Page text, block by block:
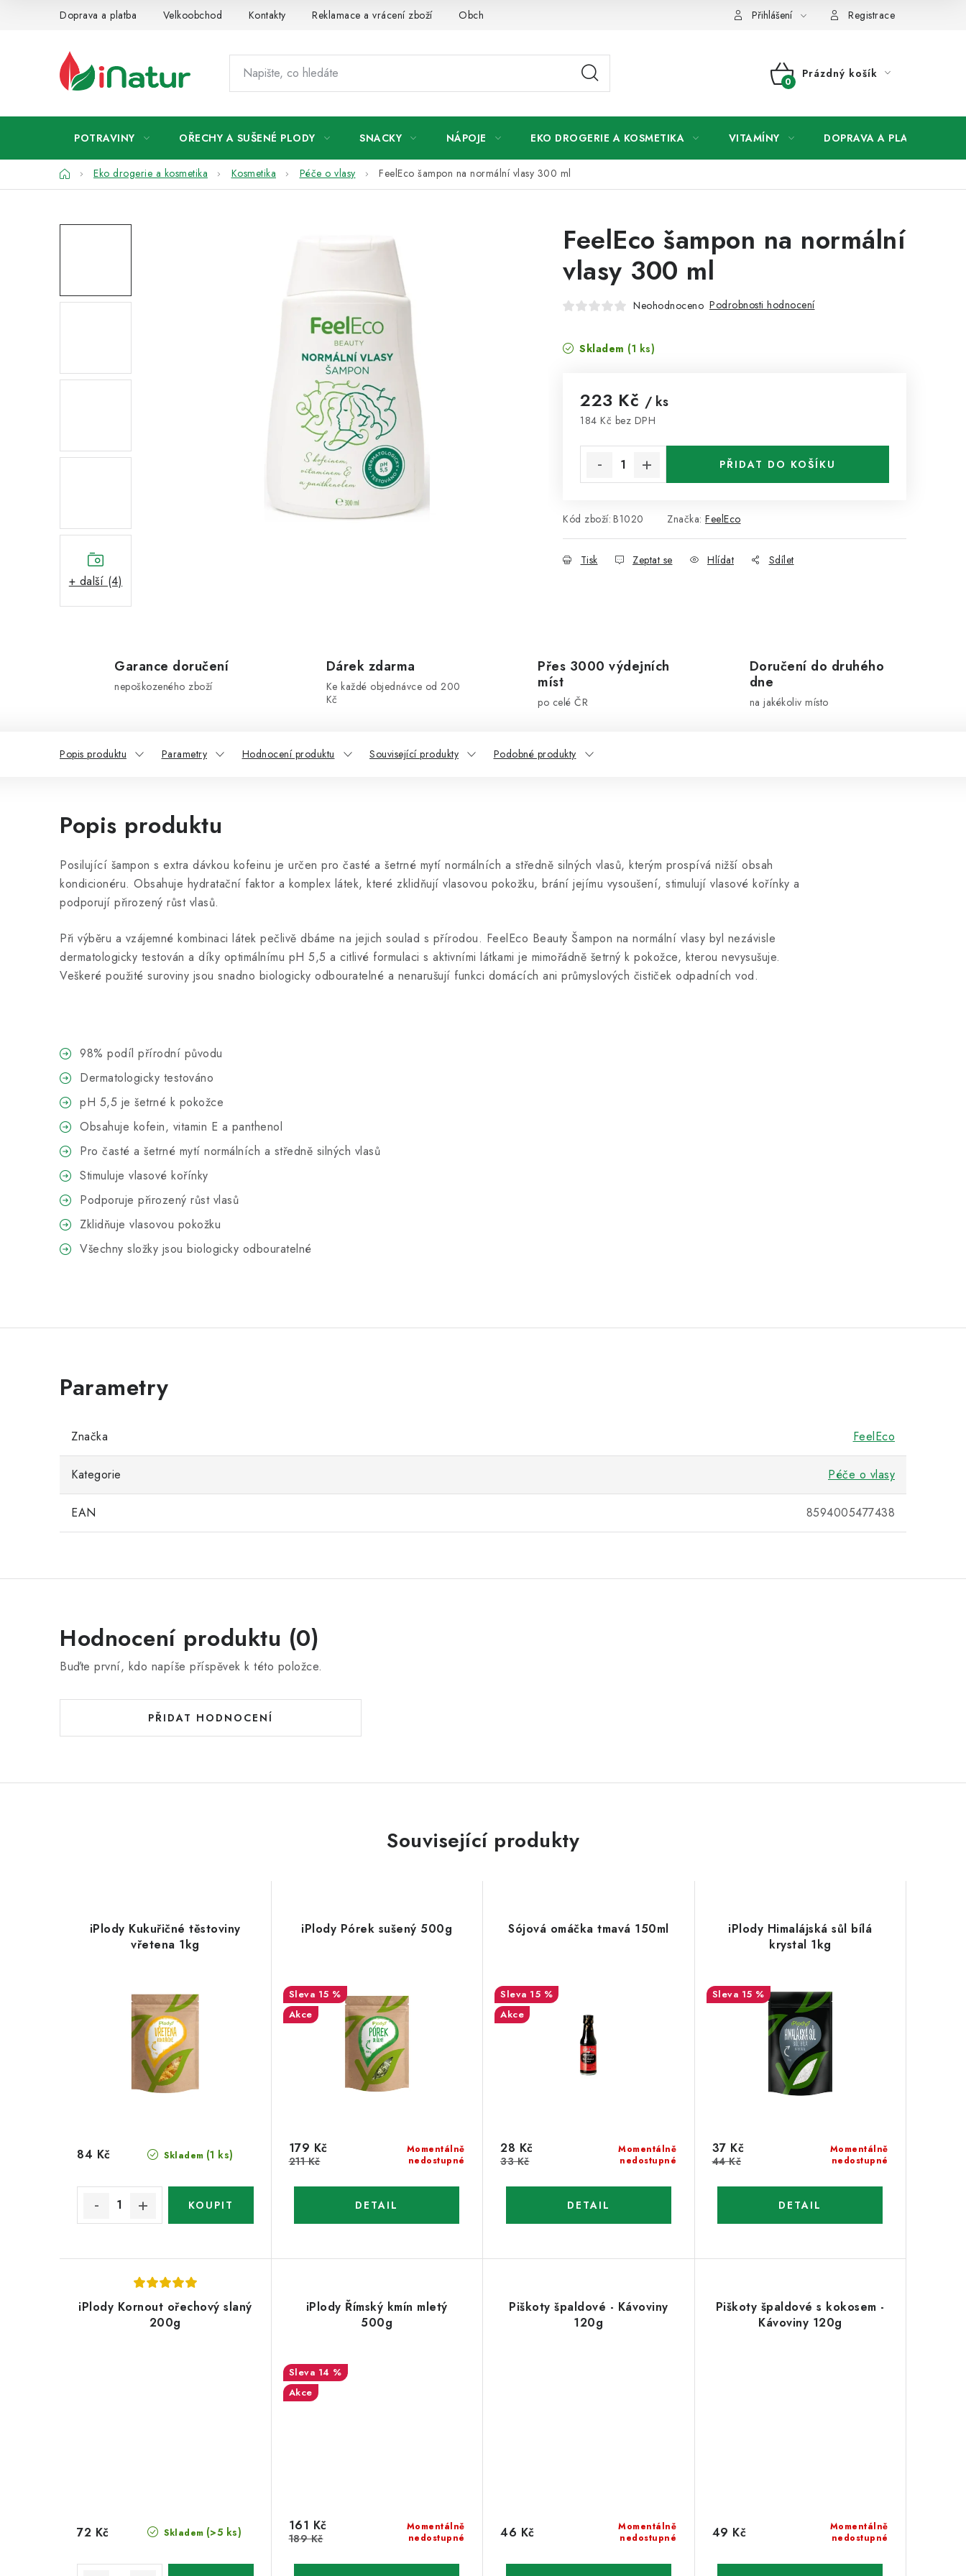
Doprava a platba Velkoobchod Kontakty Reklamace a vrácení zboží Obchodní podmínky Přihlášení Registrace
NÁKUPNÍ
Prázdný košík
POTRAVINY OŘECHY A SUŠENÉ PLODY SNACKY NÁPOJE EKO DROGERIE A KOSMETIKA VITAMÍNY DOPRAVA A PLATBA
DomůEko drogerie a kosmetika Kosmetika Péče o vlasy FeelEco šampon na normální vlasy 300 ml
+ další (4)
FeelEco šampon na normální
vlasy 300 ml
Neohodnoceno Podrobnosti hodnocení
Skladem (1 ks)
223 Kč / ks
184 Kč bez DPH
PŘIDAT DO KOŠÍKU
Kód zboží: B1020 Značka: FeelEco
Tisk Zeptat se Hlídat Sdílet
Garance doručení
nepoškozeného zboží
Dárek zdarma
Ke každé objednávce od 200
Kč
Přes 3000 výdejních
míst
po celé ČR
Doručení do druhého
dne
na jakékoliv místo
Popis produktu Parametry Hodnocení produktu Související produkty Podobné produkty
Popis produktu
Posilující šampon s extra dávkou kofeinu je určen pro časté a šetrné mytí normálních a středně silných vlasů, kterým prospívá nižší obsah
kondicionéru. Obsahuje hydratační faktor a komplex látek, které zklidňují vlasovou pokožku, brání jejímu vysoušení, stimulují vlasové kořínky a
podporují přirozený růst vlasů.
Při výběru a vzájemné kombinaci látek pečlivě dbáme na jejich soulad s přírodou. FeelEco Beauty Šampon na normální vlasy byl nezávisle
dermatologicky testován a díky optimálnímu pH 5,5 a citlivé formulaci s aktivními látkami je mimořádně šetrný k pokožce, kterou nevysušuje.
Veškeré použité suroviny jsou snadno biologicky odbouratelné a nenarušují funkci domácích ani průmyslových čističek odpadních vod.
98% podíl přírodní původu
Dermatologicky testováno
pH 5,5 je šetrné k pokožce
Obsahuje kofein, vitamin E a panthenol
Pro časté a šetrné mytí normálních a středně silných vlasů
Stimuluje vlasové kořínky
Podporuje přirozený růst vlasů
Zklidňuje vlasovou pokožku
Všechny složky jsou biologicky odbouratelné
Značka FeelEco
Kategorie Péče o vlasy
EAN 8594005477438
Hodnocení produktu (0)
Buďte první, kdo napíše příspěvek k této položce.
PŘIDAT HODNOCENÍ
Související produkty
iPlody Kukuřičné těstoviny
vřetena 1kg
Skladem (1 ks)
84 Kč
iPlody Pórek sušený 500g
15 %
Akce
Momentálně
nedostupné
179 Kč
211 Kč
Sójová omáčka tmavá 150ml
15 %
Akce
Momentálně
nedostupné
28 Kč
33 Kč
iPlody Himalájská sůl bílá
krystal 1kg
15 %
Momentálně
nedostupné
37 Kč
44 Kč
iPlody Kornout ořechový slaný
200g
Skladem (>5 ks)
72 Kč
iPlody Římský kmín mletý
500g
14 %
Akce
Momentálně
nedostupné
161 Kč
189 Kč
Piškoty špaldové - Kávoviny
120g
Momentálně
nedostupné
46 Kč
Piškoty špaldové s kokosem -
Kávoviny 120g
Momentálně
nedostupné
49 Kč